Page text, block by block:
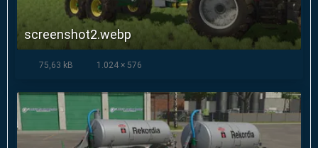
screenshot2.webp
75,63 kB 1.024 × 576